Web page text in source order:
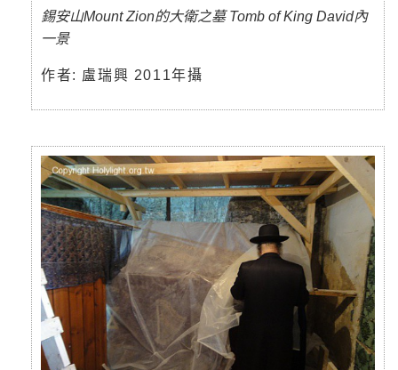
錫安山Mount Zion的大衛之墓 Tomb of King David內
一景
作者: 盧瑞興 2011年攝